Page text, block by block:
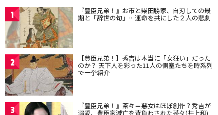
1 『豊臣兄弟！』お市と柴田勝家、自刃しての最
期と「辞世の句」…運命を共にした２人の悲劇
2 【豊臣兄弟！】秀吉は本当に「女狂い」だった
のか？ 天下人を彩った11人の側室たちを時系列
で一挙紹介
3 『豊臣兄弟！』茶々＝悪女はほぼ創作？秀吉が
溺愛、豊臣家滅亡を背負わされた茶々(井上和)